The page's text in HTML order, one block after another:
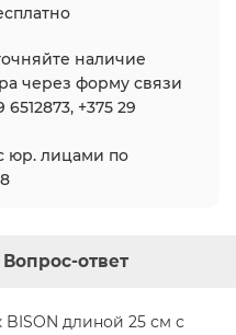
наличие
через форму связи
+375 29
юр. лицами по
Вопрос-ответ
длиной 25 см с